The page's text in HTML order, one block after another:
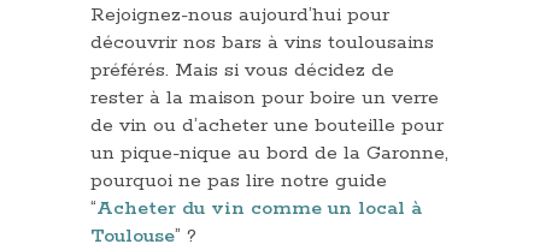
Rejoignez-nous aujourd’hui pour
découvrir nos bars à vins toulousains
préférés. Mais si vous décidez de
rester à la maison pour boire un verre
de vin ou d’acheter une bouteille pour
un pique-nique au bord de la Garonne,
pourquoi ne pas lire notre guide
“Acheter du vin comme un local à
Toulouse” ?